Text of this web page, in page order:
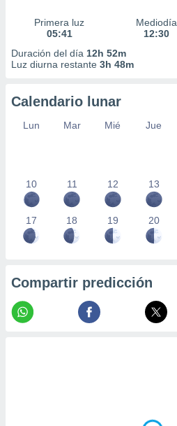
Primera luz
05:41
Mediodía
12:30
Duración del día 12h 52m
Luz diurna restante 3h 48m
Calendario lunar
Lun Mar Mié Jue
10 11 12 13
17 18 19 20
Compartir predicción